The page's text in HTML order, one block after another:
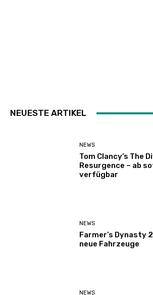
NEUESTE ARTIKEL
NEWS
Tom Clancy’s The
Resurgence – ab
verfügbar
NEWS
Farmer’s Dynasty
neue Fahrzeuge
NEWS